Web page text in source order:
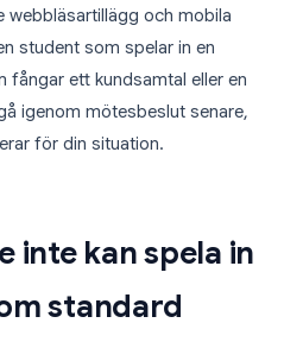
webbläsartillägg och mobila
student som spelar in en
fångar ett kundsamtal eller en
igenom mötesbeslut senare,
för din situation.
inte kan spela in
standard